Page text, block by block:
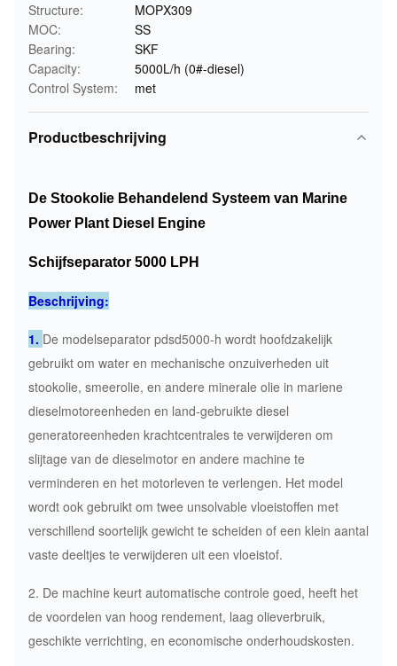
Structure:
MOPX309
MOC:
SS
Bearing:
SKF
Capacity:
5000L/h (0#-diesel)
Control System:
met
Productbeschrijving
De Stookolie Behandelend Systeem van Marine
Power Plant Diesel Engine
Schijfseparator 5000 LPH
Beschrijving:
1. De modelseparator pdsd5000-h wordt hoofdzakelijk
gebruikt om water en mechanische onzuiverheden uit
stookolie, smeerolie, en andere minerale olie in mariene
dieselmotoreenheden en land-gebruikte diesel
generatoreenheden krachtcentrales te verwijderen om
slijtage van de dieselmotor en andere machine te
verminderen en het motorleven te verlengen. Het model
wordt ook gebruikt om twee unsolvable vloeistoffen met
verschillend soortelijk gewicht te scheiden of een klein aantal
vaste deeltjes te verwijderen uit een vloeistof.
2. De machine keurt automatische controle goed, heeft het
de voordelen van hoog rendement, laag olieverbruik,
geschikte verrichting, en economische onderhoudskosten.